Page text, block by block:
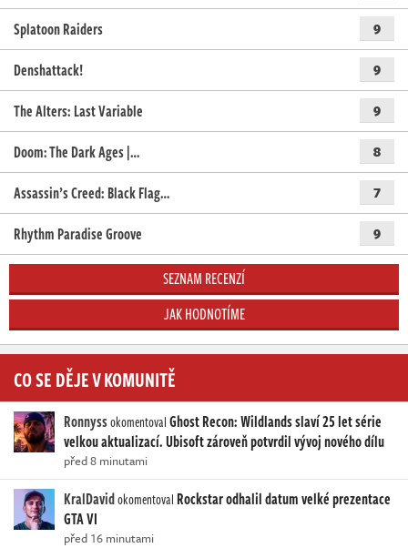
Splatoon Raiders 9
Denshattack! 9
The Alters: Last Variable 9
Doom: The Dark Ages |… 8
Assassin’s Creed: Black Flag… 7
Rhythm Paradise Groove 9
SEZNAM RECENZÍ
JAK HODNOTÍME
CO SE DĚJE V KOMUNITĚ
RonnyssokomentovalGhost Recon: Wildlands slaví 25 let série
velkou aktualizací. Ubisoft zároveň potvrdil vývoj nového dílu
před 8 minutami
KralDavidokomentoval Rockstar odhalil datum velké prezentace
GTA VI
před 16 minutami